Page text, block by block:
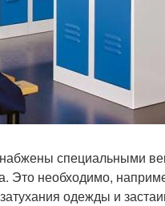
специальными
Это необходимо,
одежды и